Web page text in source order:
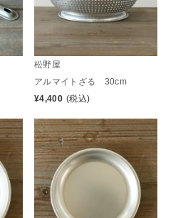
松野屋
アルマイトざる 30cm
¥4,400 (税込)